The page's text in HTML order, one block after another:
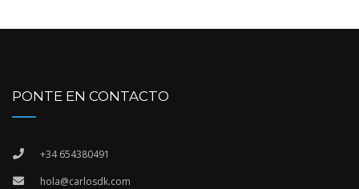
PONTE EN CONTACTO
+34 654380491
hola@carlosdk.com